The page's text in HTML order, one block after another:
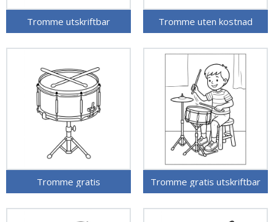
Tromme utskriftbar Tromme uten kostnad
Tromme gratis Tromme gratis utskriftbar